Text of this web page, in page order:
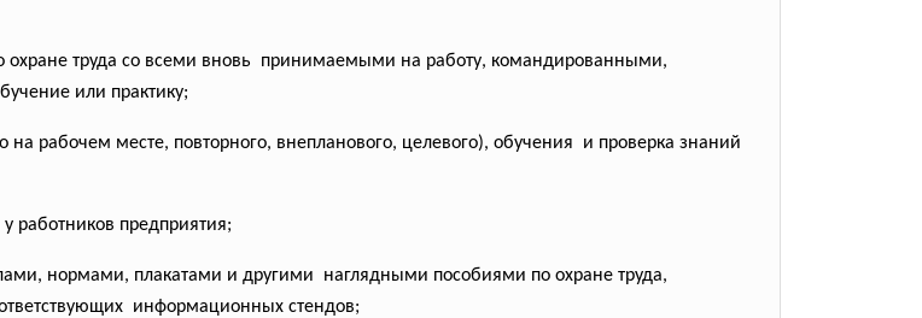
охране труда со всеми вновь принимаемыми на работу, командированными,
или практику;
рабочем месте, повторного, внепланового, целевого), обучения и проверка знаний
работников предприятия;
нормами, плакатами и другими наглядными пособиями по охране труда,
информационных стендов;